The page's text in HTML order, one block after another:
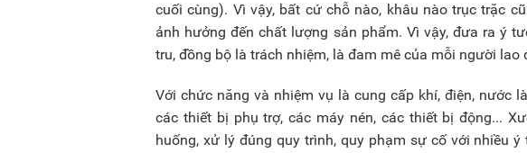
cuối cùng). Vì vậy, bất cứ chỗ nào, khâu nào trục trặc
ảnh hưởng đến chất lượng sản phẩm. Vì vậy, đưa ra ý
tru, đồng bộ là trách nhiệm, là đam mê của mỗi người lao
Với chức năng và nhiệm vụ là cung cấp khí, điện, nước
các thiết bị phụ trợ, các máy nén, các thiết bị động...
huống, xử lý đúng quy trình, quy phạm sự cố với nhiều